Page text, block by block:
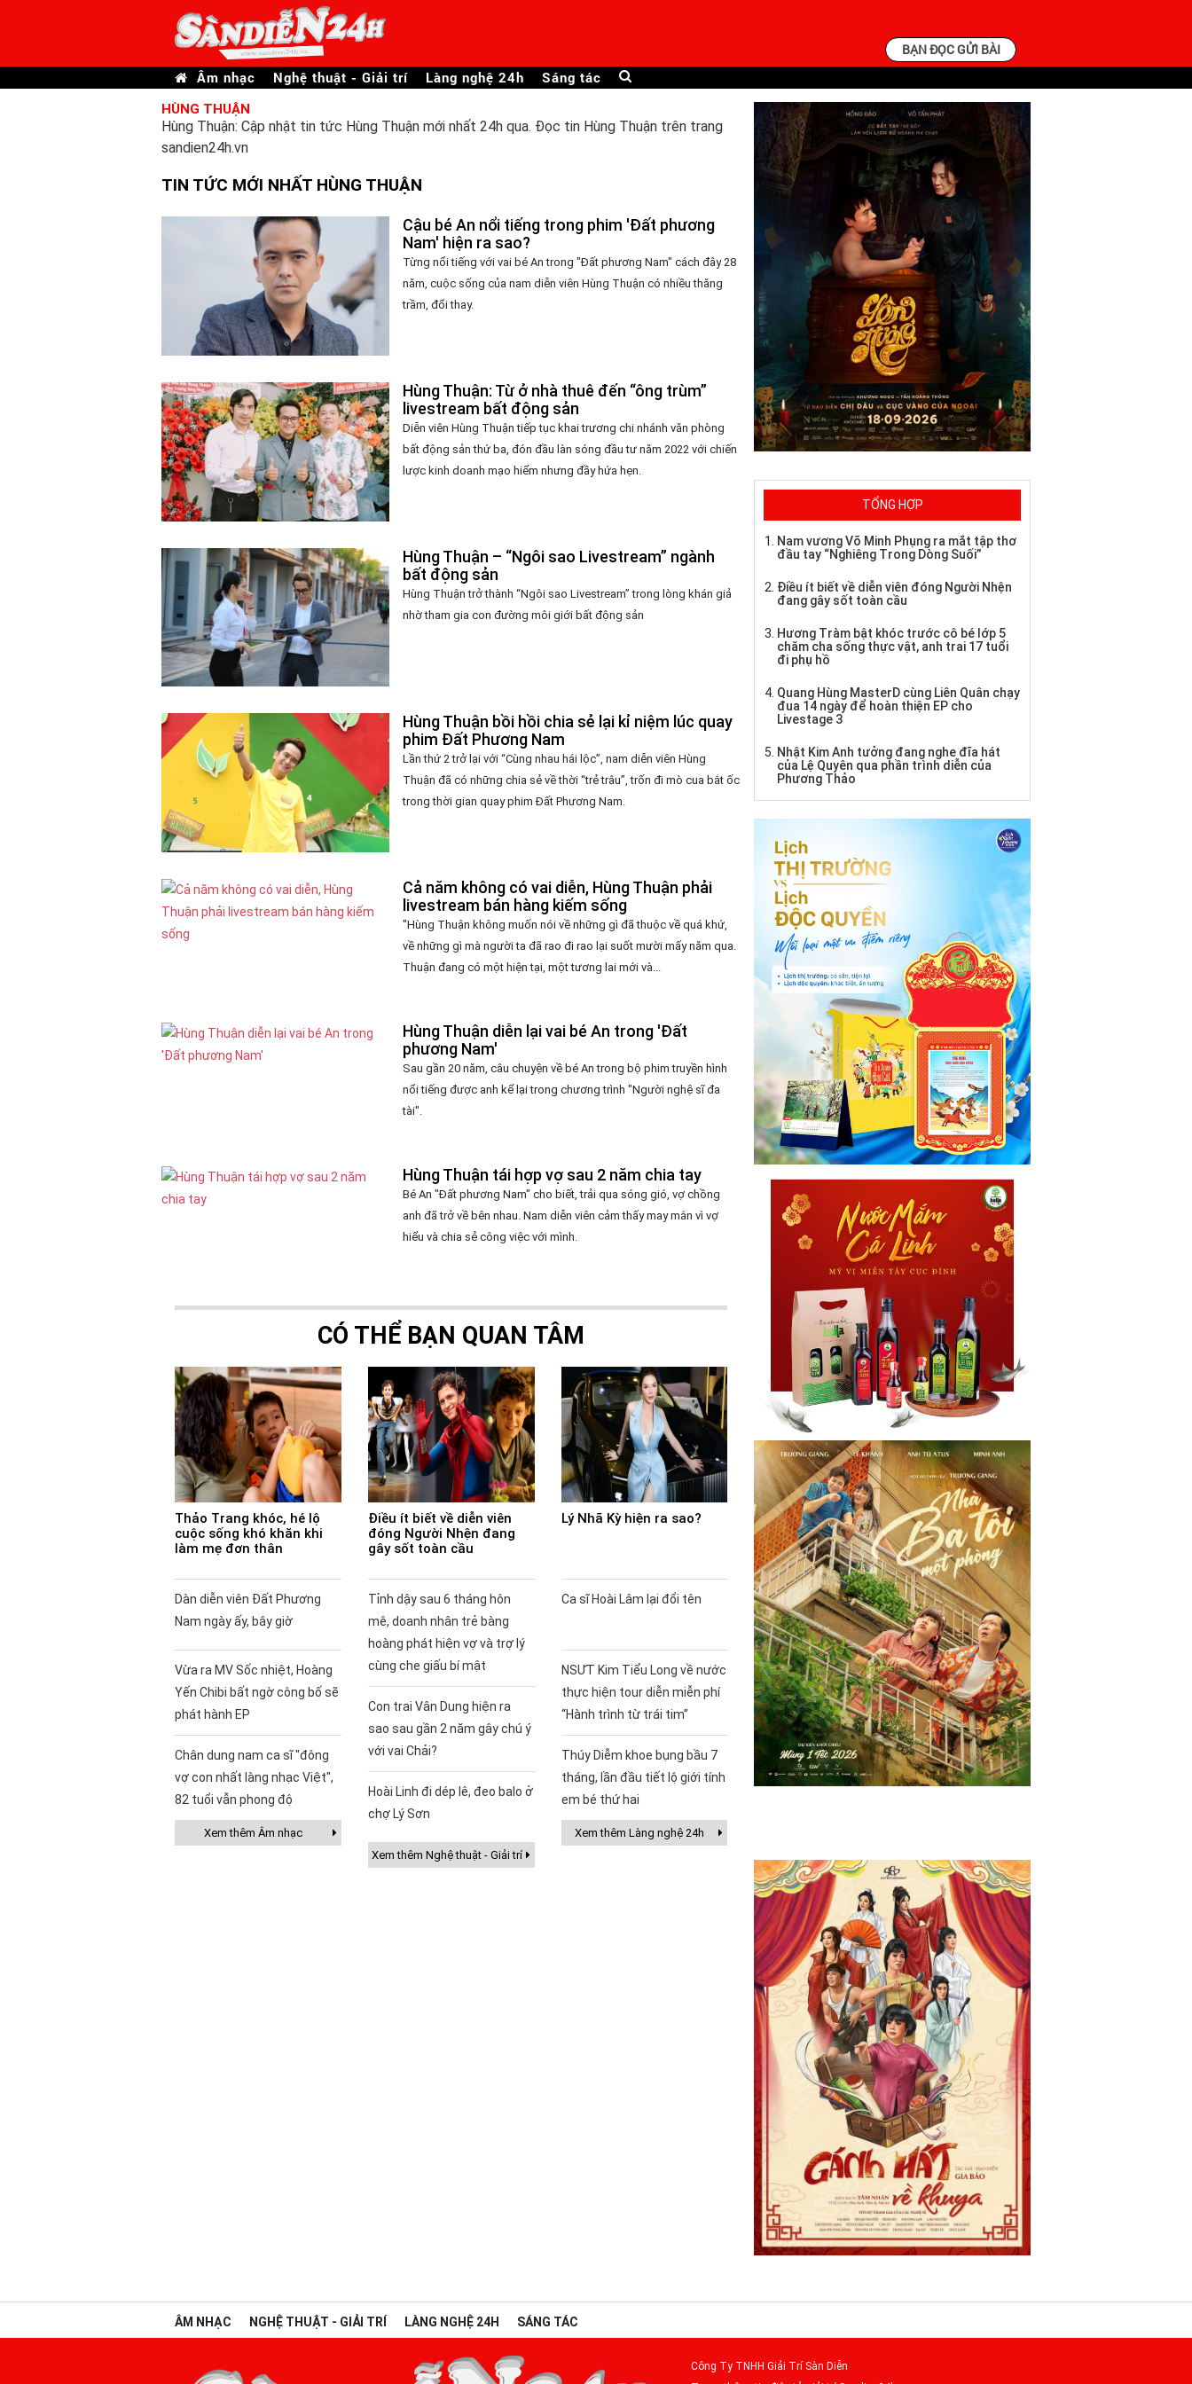
BẠN ĐỌC GỬI BÀI
Âm nhạc Nghệ thuật - Giải trí Làng nghệ 24h Sáng tác
HÙNG THUẬN
Hùng Thuận: Cập nhật tin tức Hùng Thuận mới nhất 24h qua. Đọc tin Hùng Thuận trên trang
sandien24h.vn
TIN TỨC MỚI NHẤT HÙNG THUẬN
Cậu bé An nổi tiếng trong phim 'Đất phương
Nam' hiện ra sao?
Từng nổi tiếng với vai bé An trong "Đất phương Nam" cách đây 28
năm, cuộc sống của nam diễn viên Hùng Thuận có nhiều thăng
trầm, đổi thay.
Hùng Thuận: Từ ở nhà thuê đến “ông trùm”
livestream bất động sản
Diễn viên Hùng Thuận tiếp tục khai trương chi nhánh văn phòng
bất động sản thứ ba, đón đầu làn sóng đầu tư năm 2022 với chiến
lược kinh doanh mạo hiểm nhưng đầy hứa hẹn.
Hùng Thuận – “Ngôi sao Livestream” ngành
bất động sản
Hùng Thuận trở thành “Ngôi sao Livestream” trong lòng khán giả
nhờ tham gia con đường môi giới bất động sản
Hùng Thuận bồi hồi chia sẻ lại kỉ niệm lúc quay
phim Đất Phương Nam
Lần thứ 2 trở lại với “Cùng nhau hái lộc”, nam diễn viên Hùng
Thuận đã có những chia sẻ về thời “trẻ trâu”, trốn đi mò cua bắt ốc
trong thời gian quay phim Đất Phương Nam.
Cả năm không có vai diễn, Hùng Thuận phải
livestream bán hàng kiếm sống
"Hùng Thuận không muốn nói về những gì đã thuộc về quá khứ,
về những gì mà người ta đã rao đi rao lại suốt mười mấy năm qua.
Thuận đang có một hiện tại, một tương lai mới và...
Hùng Thuận diễn lại vai bé An trong 'Đất
phương Nam'
Sau gần 20 năm, câu chuyện về bé An trong bộ phim truyền hình
nổi tiếng được anh kể lại trong chương trình "Người nghệ sĩ đa
tài".
Hùng Thuận tái hợp vợ sau 2 năm chia tay
Bé An "Đất phương Nam" cho biết, trải qua sóng gió, vợ chồng
anh đã trở về bên nhau. Nam diễn viên cảm thấy may mắn vì vợ
hiểu và chia sẻ công việc với mình.
CÓ THỂ BẠN QUAN TÂM
Thảo Trang khóc, hé lộ
cuộc sống khó khăn khi
làm mẹ đơn thân
Dàn diễn viên Đất Phương
Nam ngày ấy, bây giờ
Vừa ra MV Sốc nhiệt, Hoàng
Yến Chibi bất ngờ công bố sẽ
phát hành EP
Chân dung nam ca sĩ "đông
vợ con nhất làng nhạc Việt",
82 tuổi vẫn phong độ
Xem thêm Âm nhạc
Điều ít biết về diễn viên
đóng Người Nhện đang
gây sốt toàn cầu
Tỉnh dậy sau 6 tháng hôn
mê, doanh nhân trẻ bàng
hoàng phát hiện vợ và trợ lý
cùng che giấu bí mật
Con trai Vân Dung hiện ra
sao sau gần 2 năm gây chú ý
với vai Chải?
Hoài Linh đi dép lê, đeo balo ở
chợ Lý Sơn
Xem thêm Nghệ thuật - Giải trí
Lý Nhã Kỳ hiện ra sao?
Ca sĩ Hoài Lâm lại đổi tên
NSƯT Kim Tiểu Long về nước
thực hiện tour diễn miễn phí
“Hành trình từ trái tim”
Thúy Diễm khoe bụng bầu 7
tháng, lần đầu tiết lộ giới tính
em bé thứ hai
Xem thêm Làng nghệ 24h
TỔNG HỢP
Nam vương Võ Minh Phụng ra mắt tập thơ
đầu tay “Nghiêng Trong Dòng Suối”
Điều ít biết về diễn viên đóng Người Nhện
đang gây sốt toàn cầu
Hương Tràm bật khóc trước cô bé lớp 5
chăm cha sống thực vật, anh trai 17 tuổi
đi phụ hồ
Quang Hùng MasterD cùng Liên Quân chạy
đua 14 ngày để hoàn thiện EP cho
Livestage 3
Nhật Kim Anh tưởng đang nghe đĩa hát
của Lệ Quyên qua phần trình diễn của
Phương Thảo
ÂM NHẠC NGHỆ THUẬT - GIẢI TRÍ LÀNG NGHỆ 24H SÁNG TÁC
Công Ty TNHH Giải Trí Sàn Diễn